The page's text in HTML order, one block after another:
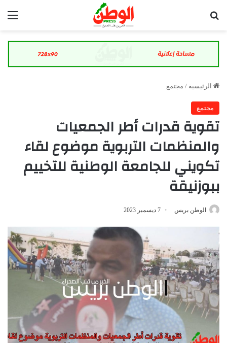
الرئيسية / مجتمع
مجتمع
تقوية قدرات أطر الجمعيات
والمنظمات التربوية موضوع لقاء
تكويني للجامعة الوطنية للتخييم
ببوزنيقة
الوطن بريس 7 ديسمبر 2023